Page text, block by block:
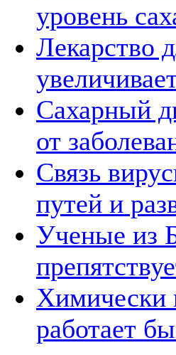
уровень
Лекарство
Сахарный
от
Связь
путей и
Ученые из
Химически
работает